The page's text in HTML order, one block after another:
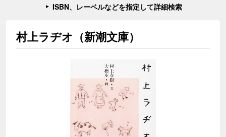
ISBN、レーベルなどを指定して詳細検索
村上ラヂオ（新潮文庫）